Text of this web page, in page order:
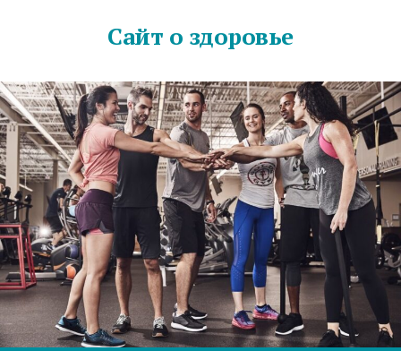
Сайт о здоровье